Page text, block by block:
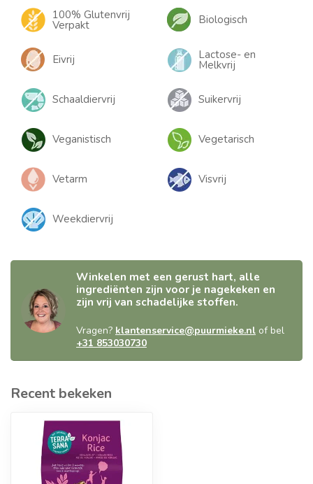
100% Glutenvrij
Verpakt Biologisch
Eivrij Lactose- en
Melkvrij
Schaaldiervrij Suikervrij
Veganistisch Vegetarisch
Vetarm Visvrij
Weekdiervrij
Winkelen met een gerust hart, alle
ingrediënten zijn voor je nagekeken en
zijn vrij van schadelijke stoffen.
Vragen? klantenservice@puurmieke.nl of bel
+31 853030730
Recent bekeken